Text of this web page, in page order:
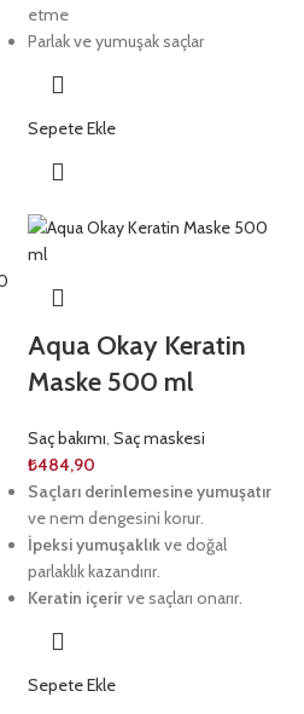
etme
Parlak ve yumuşak saçlar
Sepete Ekle
Aqua Okay Keratin
Maske 500 ml
Saç bakımı, Saç maskesi
₺484,90
Saçları derinlemesine yumuşatır
ve nem dengesini korur.
İpeksi yumuşaklıkve doğal
parlaklık kazandırır.
Keratin içerirve saçları onarır.
Sepete Ekle